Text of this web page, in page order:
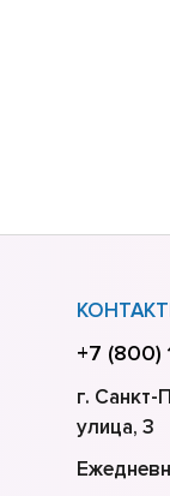
+7 (800)
г. Санкт-
улица, 3